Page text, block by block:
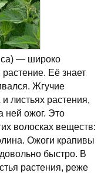
— широко
Её знает
Жгучие
листьях растения,
ней ожог. Это
волосках веществ:
Ожоги крапивы
быстро. В
растения, реже